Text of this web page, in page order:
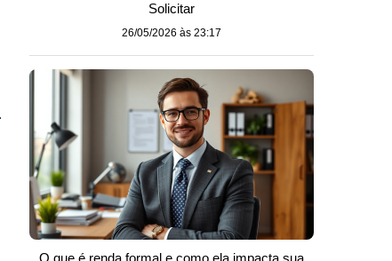
Solicitar
26/05/2026 às 23:17
O que é renda formal e como ela impacta sua